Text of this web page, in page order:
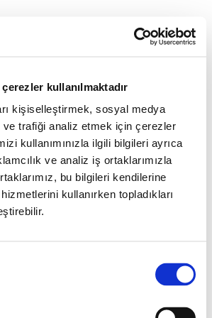
kullanılmaktadır
kişiselleştirmek, sosyal medya
trafiği analiz etmek için çerezler
kullanımınızla ilgili bilgileri ayrıca
ve analiz iş ortaklarımızla
bu bilgileri kendilerine
kullanırken topladıkları